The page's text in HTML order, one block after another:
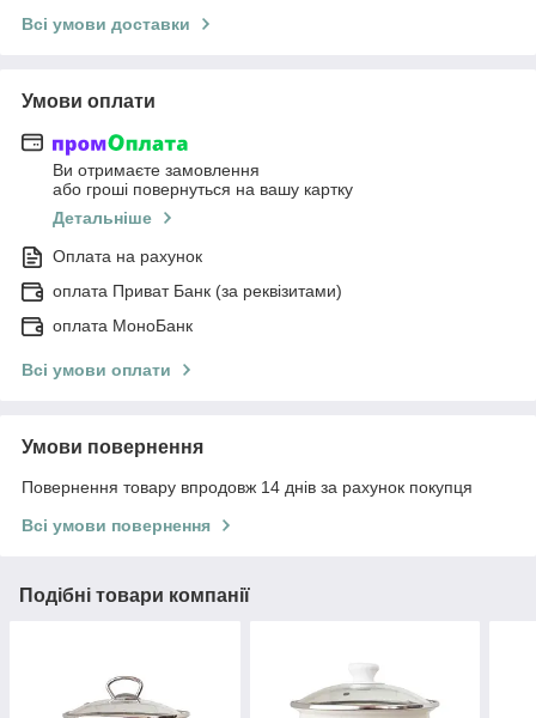
Всі умови доставки
Умови оплати
Ви отримаєте замовлення
або гроші повернуться на вашу картку
Детальніше
Оплата на рахунок
оплата Приват Банк (за реквізитами)
оплата МоноБанк
Всі умови оплати
Умови повернення
Повернення товару впродовж 14 днів за рахунок покупця
Всі умови повернення
Подібні товари компанії